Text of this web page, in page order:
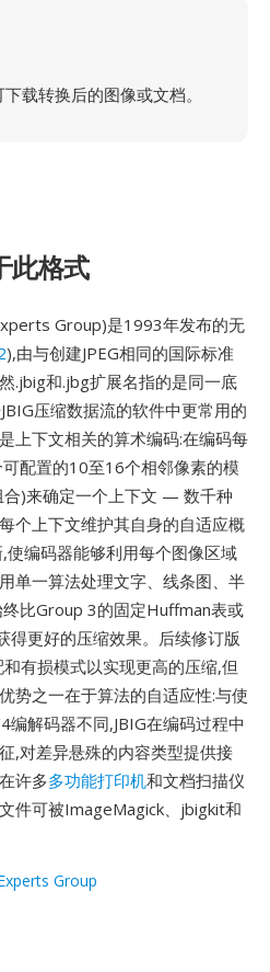
载转换后的图像或文档。
此格式
Group)是1993年发布的无
),由与创建JPEG相同的国际标准
.jbig和.jbg扩展名指的是同一底
压缩数据流的软件中更常用的
上下文相关的算术编码:在编码每
配置的10至16个相邻像素的模
)来确定一个上下文 — 数千种
个上下文维护其自身的自适应概
编码器能够利用每个图像区域
单一算法处理文字、线条图、半
比Group 3的固定Huffman表或
得更好的压缩效果。后续修订版
有损模式以实现更高的压缩,但
势之一在于算法的自适应性:与使
解码器不同,JBIG在编码过程中
,对差异悬殊的内容类型提供接
许多多功能打印机和文档扫描仪
件可被ImageMagick、jbigkit和
Group